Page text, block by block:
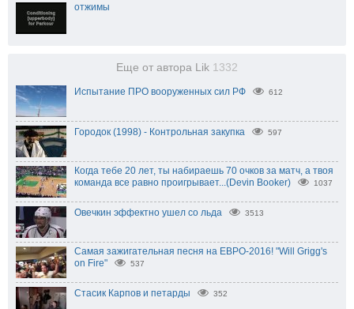
отжимы
Еще от автора Lik 1332
Испытание ПРО вооруженных сил РФ 612
Городок (1998) - Контрольная закупка 597
Когда тебе 20 лет, ты набираешь 70 очков за матч, а твоя
команда все равно проигрывает...(Devin Booker)
1037
Овечкин эффектно ушел со льда 3513
Самая зажигательная песня на ЕВРО-2016! "Will Grigg's
on Fire"
537
Стасик Карпов и петарды 352